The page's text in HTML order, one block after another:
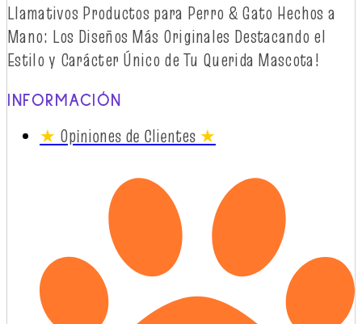
Llamativos Productos para Perro & Gato Hechos a
Mano: Los Diseños Más Originales Destacando el
Estilo y Carácter Único de Tu Querida Mascota!
INFORMACIÓN
★ Opiniones de Clientes ★